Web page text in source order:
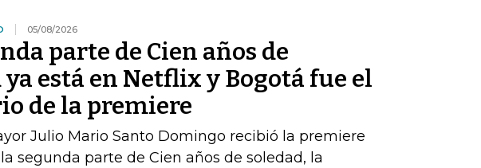
05/08/2026
parte de Cien años de
ya está en Netflix y Bogotá fue el
de la premiere
Julio Mario Santo Domingo recibió la premiere
segunda parte de Cien años de soledad, la